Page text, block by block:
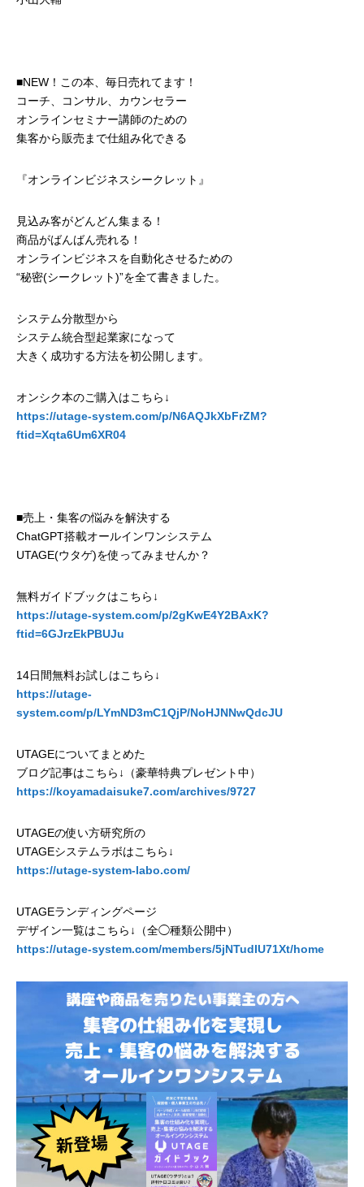
■NEW！この本、毎日売れてます！
コーチ、コンサル、カウンセラー
オンラインセミナー講師のための
集客から販売まで仕組み化できる
『オンラインビジネスシークレット』
見込み客がどんどん集まる！
商品がばんばん売れる！
オンラインビジネスを自動化させるための
“秘密(シークレット)”を全て書きました。
システム分散型から
システム統合型起業家になって
大きく成功する方法を初公開します。
オンシク本のご購入はこちら↓
https://utage-system.com/p/N6AQJkXbFrZM?
ftid=Xqta6Um6XR04
■売上・集客の悩みを解決する
ChatGPT搭載オールインワンシステム
UTAGE(ウタゲ)を使ってみませんか？
無料ガイドブックはこちら↓
https://utage-system.com/p/2gKwE4Y2BAxK?
ftid=6GJrzEkPBUJu
14日間無料お試しはこちら↓
https://utage-
system.com/p/LYmND3mC1QjP/NoHJNNwQdcJU
UTAGEについてまとめた
ブログ記事はこちら↓（豪華特典プレゼント中）
https://koyamadaisuke7.com/archives/9727
UTAGEの使い方研究所の
UTAGEシステムラボはこちら↓
https://utage-system-labo.com/
UTAGEランディングページ
デザイン一覧はこちら↓（全◯種類公開中）
https://utage-system.com/members/5jNTudIU71Xt/home